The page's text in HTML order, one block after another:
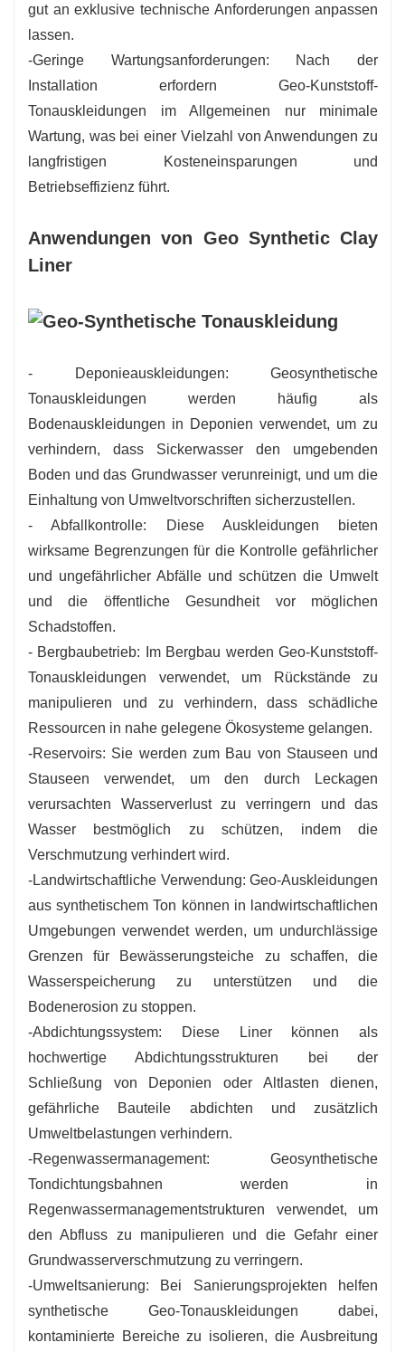
gut an exklusive technische Anforderungen anpassen
lassen.
-Geringe Wartungsanforderungen: Nach der
Installation erfordern Geo-Kunststoff-
Tonauskleidungen im Allgemeinen nur minimale
Wartung, was bei einer Vielzahl von Anwendungen zu
langfristigen Kosteneinsparungen und
Betriebseffizienz führt.
Anwendungen von Geo Synthetic Clay
Liner
- Deponieauskleidungen: Geosynthetische
Tonauskleidungen werden häufig als
Bodenauskleidungen in Deponien verwendet, um zu
verhindern, dass Sickerwasser den umgebenden
Boden und das Grundwasser verunreinigt, und um die
Einhaltung von Umweltvorschriften sicherzustellen.
- Abfallkontrolle: Diese Auskleidungen bieten
wirksame Begrenzungen für die Kontrolle gefährlicher
und ungefährlicher Abfälle und schützen die Umwelt
und die öffentliche Gesundheit vor möglichen
Schadstoffen.
- Bergbaubetrieb: Im Bergbau werden Geo-Kunststoff-
Tonauskleidungen verwendet, um Rückstände zu
manipulieren und zu verhindern, dass schädliche
Ressourcen in nahe gelegene Ökosysteme gelangen.
-Reservoirs: Sie werden zum Bau von Stauseen und
Stauseen verwendet, um den durch Leckagen
verursachten Wasserverlust zu verringern und das
Wasser bestmöglich zu schützen, indem die
Verschmutzung verhindert wird.
-Landwirtschaftliche Verwendung: Geo-Auskleidungen
aus synthetischem Ton können in landwirtschaftlichen
Umgebungen verwendet werden, um undurchlässige
Grenzen für Bewässerungsteiche zu schaffen, die
Wasserspeicherung zu unterstützen und die
Bodenerosion zu stoppen.
-Abdichtungssystem: Diese Liner können als
hochwertige Abdichtungsstrukturen bei der
Schließung von Deponien oder Altlasten dienen,
gefährliche Bauteile abdichten und zusätzlich
Umweltbelastungen verhindern.
-Regenwassermanagement: Geosynthetische
Tondichtungsbahnen werden in
Regenwassermanagementstrukturen verwendet, um
den Abfluss zu manipulieren und die Gefahr einer
Grundwasserverschmutzung zu verringern.
-Umweltsanierung: Bei Sanierungsprojekten helfen
synthetische Geo-Tonauskleidungen dabei,
kontaminierte Bereiche zu isolieren, die Ausbreitung